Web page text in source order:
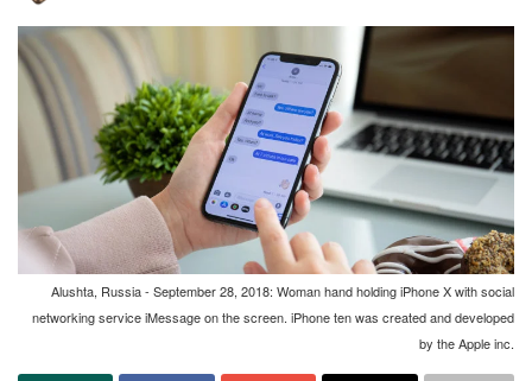
Alushta, Russia - September 28, 2018: Woman hand holding iPhone X with social
networking service iMessage on the screen. iPhone ten was created and developed
by the Apple inc.